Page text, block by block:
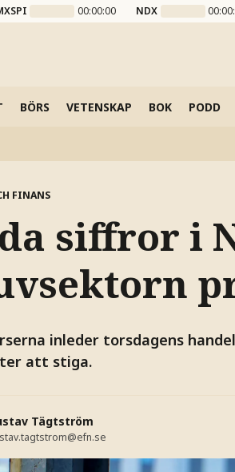
00:00:00 NDX
BÖRS VETENSKAP BOK PODD
FINANS
siffror i
inleder torsdagens
att stiga.
Tägtström